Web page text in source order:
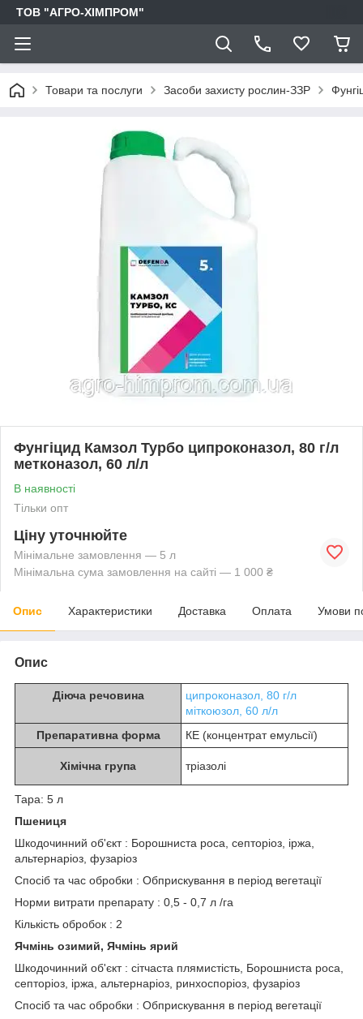
ТОВ "АГРО-ХІМПРОМ"
Товари та послуги Засоби захисту рослин-ЗЗР
Фунгіцид Камзол Турбо ципроконазол, 80 г/л
метконазол, 60 л/л
В наявності
Тільки опт
Ціну уточнюйте
Мінімальне замовлення — 5 л
Мінімальна сума замовлення на сайті — 1 000 ₴
Опис Характеристики Доставка Оплата Умови
Опис
Діюча речовина
ципроконазол, 80 г/л
міткоюзол, 60 л/л
Препаративна форма
КЕ (концентрат емульсії)
Хімічна група тріазолі
Тара: 5 л
Пшениця
Шкодочинний об'єкт : Борошниста роса, септоріоз, іржа,
альтернаріоз, фузаріоз
Спосіб та час обробки : Обприскування в період вегетації
Норми витрати препарату : 0,5 - 0,7 л /га
Кількість обробок : 2
Ячмінь озимий, Ячмінь ярий
Шкодочинний об'єкт : сітчаста плямистість, Борошниста роса,
септоріоз, іржа, альтернаріоз, ринхоспоріоз, фузаріоз
Спосіб та час обробки : Обприскування в період вегетації